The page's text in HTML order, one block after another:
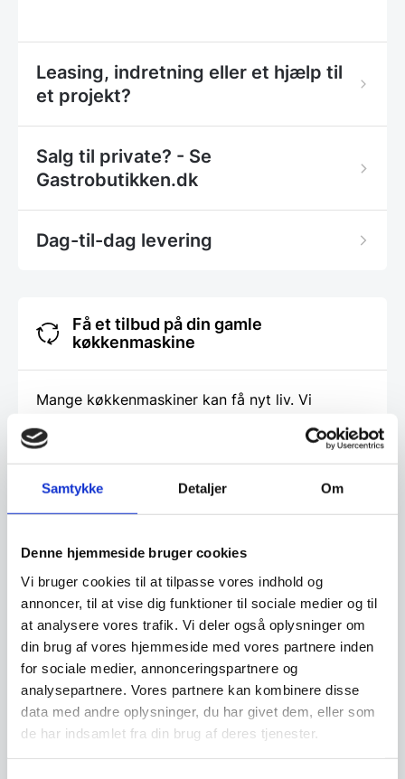
Samtykke Detaljer Om
Denne hjemmeside bruger cookies
Vi bruger cookies til at tilpasse vores indhold og
annoncer, til at vise dig funktioner til sociale medier og til
at analysere vores trafik. Vi deler også oplysninger om
din brug af vores hjemmeside med vores partnere inden
for sociale medier, annonceringspartnere og
analysepartnere. Vores partnere kan kombinere disse
data med andre oplysninger, du har givet dem, eller som
de har indsamlet fra din brug af deres tjenester.
Leasing, indretning eller et hjælp til
et projekt?
Salg til private? - Se
Gastrobutikken.dk
Dag-til-dag levering
Få et tilbud på din gamle
køkkenmaskine
Mange køkkenmaskiner kan få nyt liv. Vi
tilbagekøber hvert år mange maskiner af alle
fabrikater, som vi renoverer og sælger igen. Få
derfor en vurdering af din gamle maskine.
Klik her og få et tilbud
Finansiering
Ønsker du at få dine varer finansieret har vi
både eget finansieringsselskab samt eksterne
samarbejdspartnere. Du findes vores beregner
og ansøgningsskema her: